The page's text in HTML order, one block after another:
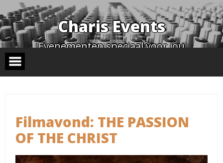
content
Charis Events
Evenementen speciaal voor jou
Filmavond: THE PASSION
OF THE CHRIST